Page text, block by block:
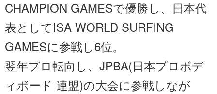
CHAMPION GAMESで優勝し、日本代
表としてISA WORLD SURFING
GAMESに参戦し6位。
翌年プロ転向し、JPBA(日本プロボデ
ィボード 連盟)の大会に参戦しなが